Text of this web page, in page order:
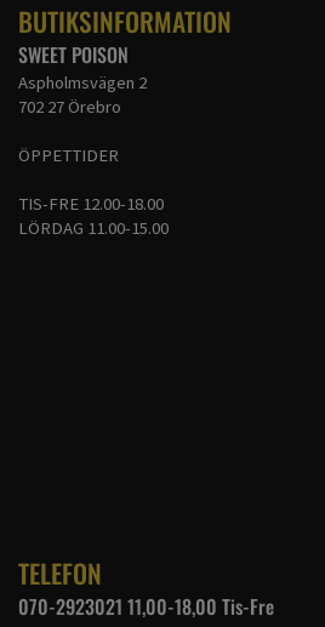
BUTIKSINFORMATION
SWEET POISON
Aspholmsvägen 2
702 27 Örebro
ÖPPETTIDER
TIS-FRE 12.00-18.00
LÖRDAG 11.00-15.00
TELEFON
070-2923021 11,00-18,00 Tis-Fre